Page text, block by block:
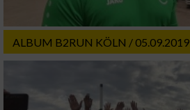
ALBUM B2RUN KÖLN / 05.09.2019